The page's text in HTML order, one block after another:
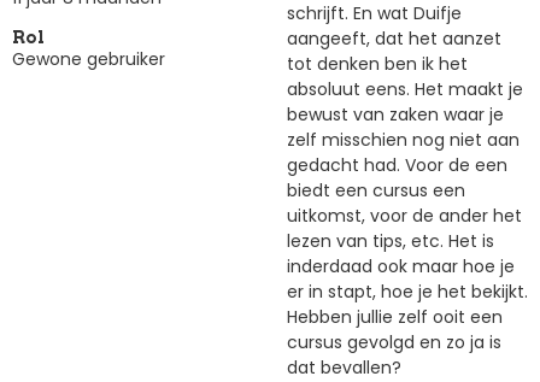
Rol
Gewone gebruiker
schrijft. En wat Duifje
aangeeft, dat het aanzet
tot denken ben ik het
absoluut eens. Het maakt je
bewust van zaken waar je
zelf misschien nog niet aan
gedacht had. Voor de een
biedt een cursus een
uitkomst, voor de ander het
lezen van tips, etc. Het is
inderdaad ook maar hoe je
er in stapt, hoe je het bekijkt.
Hebben jullie zelf ooit een
cursus gevolgd en zo ja is
dat bevallen?